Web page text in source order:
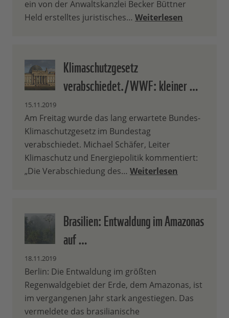
ein von der Anwaltskanzlei Becker Büttner
Held erstelltes juristisches… Weiterlesen
Klimaschutzgesetz
verabschiedet./WWF: kleiner …
15.11.2019
Am Freitag wurde das lang erwartete Bundes-
Klimaschutzgesetz im Bundestag
verabschiedet. Michael Schäfer, Leiter
Klimaschutz und Energiepolitik kommentiert:
„Die Verabschiedung des… Weiterlesen
Brasilien: Entwaldung im Amazonas
auf …
18.11.2019
Berlin: Die Entwaldung im größten
Regenwaldgebiet der Erde, dem Amazonas, ist
im vergangenen Jahr stark angestiegen. Das
vermeldete das brasilianische